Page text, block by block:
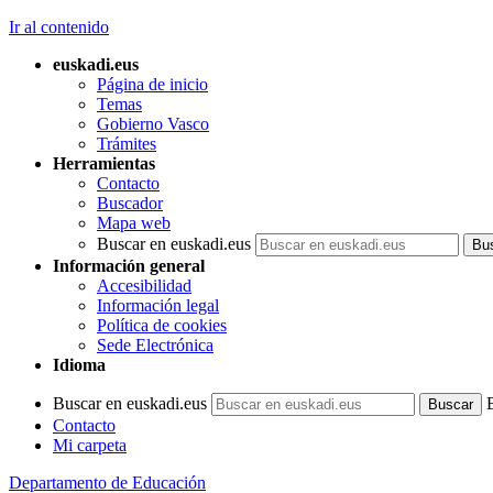
Ir al contenido
euskadi.eus
Página de inicio
Temas
Gobierno Vasco
Trámites
Herramientas
Contacto
Buscador
Mapa web
Buscar en euskadi.eus
Información general
Accesibilidad
Información legal
Política de cookies
Sede Electrónica
Idioma
Buscar en euskadi.eus
Contacto
Mi carpeta
Departamento de Educación